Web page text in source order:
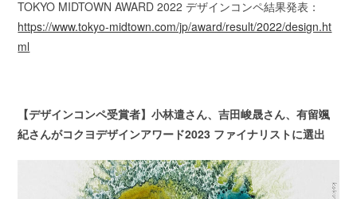
TOKYO MIDTOWN AWARD 2022 デザインコンペ結果発表：
https://www.tokyo-midtown.com/jp/award/result/2022/design.ht
ml
【デザインコンペ受賞者】小林遣さん、吉田峻晟さん、有留颯
紀さんがコクヨデザインアワード2023 ファイナリストに選出